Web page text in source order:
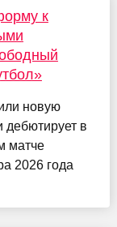
к
новую
в
матче
2026 года